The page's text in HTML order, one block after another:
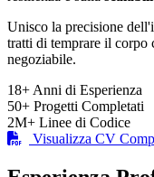
Unisco la precisione
tratti di temprare il corpo
negoziabile.
18+ Anni di Esperienza
50+ Progetti Completati
2M+ Linee di Codice
Visualizza CV